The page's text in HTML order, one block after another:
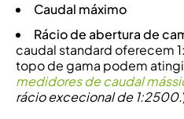
Caudal máximo
Rácio de abertura de
caudal standard oferecem
topo de gama podem
medidores de caudal
rácio excecional de 1:2500.